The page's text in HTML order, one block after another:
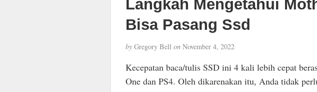
Langkah Mengetahui
Bisa Pasang Ssd
byGregory Bell onNovember 4, 2022
Kecepatan baca/tulis SSD ini 4 kali lebih cepat
One dan PS4. Oleh dikarenakan itu, Anda tidak